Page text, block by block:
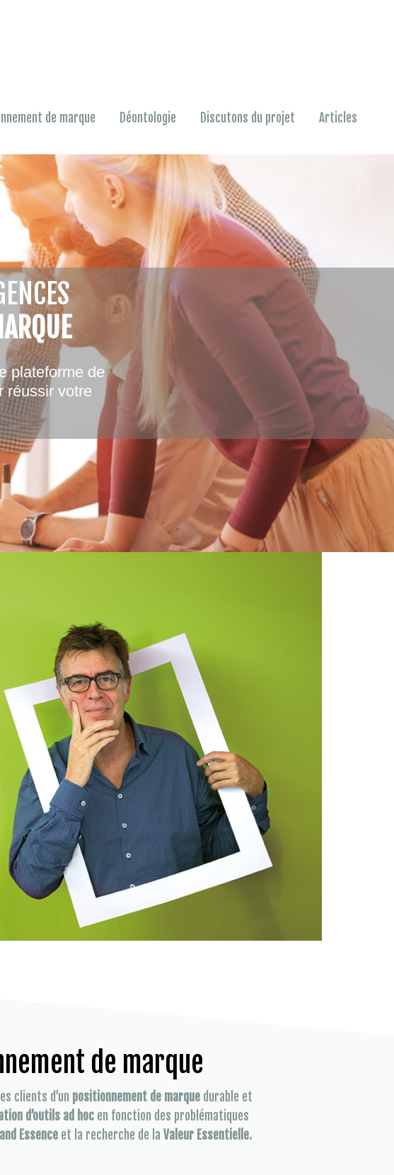
de marque Déontologie Discutons du projet Articles
plateforme de
réussir votre
de marque
clients d’un positionnement de marque durable et
d’outils ad hoc en fonction des problématiques
Essence et la recherche de la Valeur Essentielle.